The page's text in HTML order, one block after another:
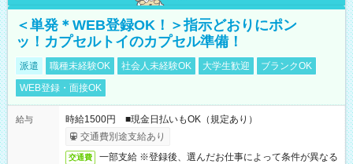
＜単発＊WEB登録OK！＞指示どおりにポン
ッ！カプセルトイのカプセル準備！
派遣 職種未経験OK 社会人未経験OK 大学生歓迎
ブランクOK
WEB登録・面接OK
給与
時給1500円 ■現金日払いもOK（規定あり）
交通費別途支給あり
交通費
一部支給 ※登録後、選んだお仕事によって条件が異なる